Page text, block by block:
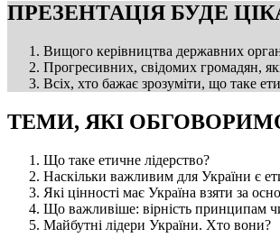
ПРЕЗЕНТАЦІЯ БУДЕ
Вищого керівництва державних
Прогресивних, свідомих громадян,
Всіх, хто бажає зрозуміти, що таке
ТЕМИ, ЯКІ
Що таке етичне лідерство?
Наскільки важливим для України є
Які цінності має Україна взяти за
Що важливіше: вірність принципам
Майбутні лідери України. Хто вони?